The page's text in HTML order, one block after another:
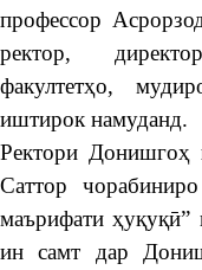
профессор
ректор,
факултетҳо,
иштирок намуданд.
Ректори Донишгоҳ
Саттор
маърифати ҳуқуқӣ”
ин самт дар